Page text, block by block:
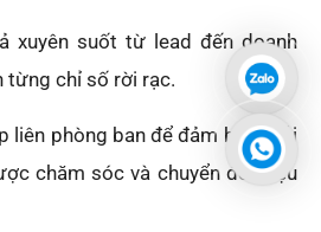
xuyên suốt từ lead đến doanh
từng chỉ số rời rạc.
liên phòng ban để đảm bảo mỗi
chăm sóc và chuyển đổi hiệu